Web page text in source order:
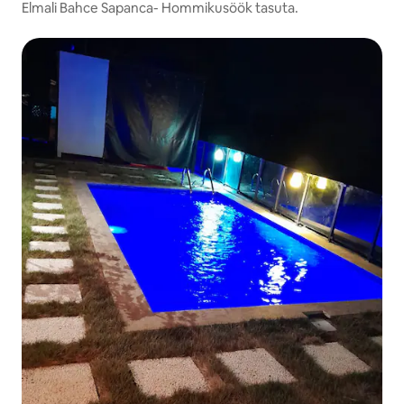
Elmali Bahce Sapanca- Hommikusöök tasuta.